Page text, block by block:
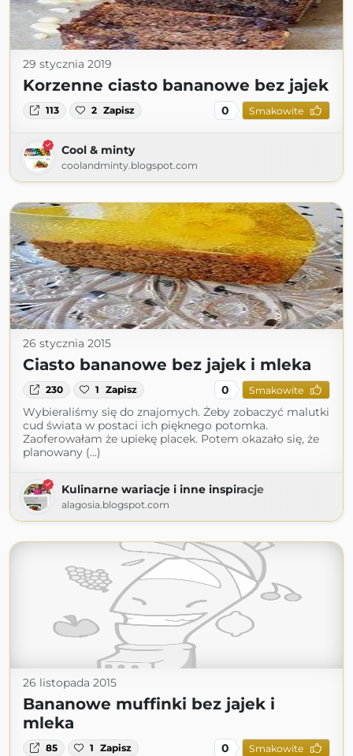
29 stycznia 2019
Korzenne ciasto bananowe bez jajek
113 2 Zapisz 0 Smakowite
Cool & minty
coolandminty.blogspot.com
26 stycznia 2015
Ciasto bananowe bez jajek i mleka
230 1 Zapisz 0 Smakowite
Wybieraliśmy się do znajomych. Żeby zobaczyć malutki
cud świata w postaci ich pięknego potomka.
Zaoferowałam że upiekę placek. Potem okazało się, że
planowany (...)
Kulinarne wariacje i inne inspiracje
alagosia.blogspot.com
26 listopada 2015
Bananowe muffinki bez jajek i
mleka
85 1 Zapisz 0 Smakowite